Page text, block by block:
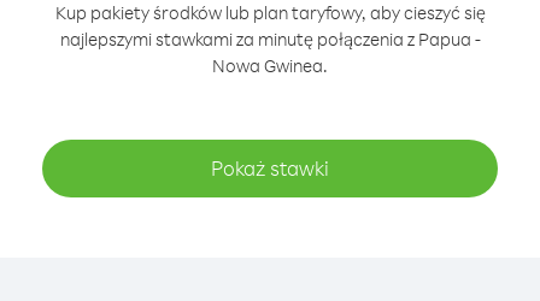
Kup pakiety środków lub plan taryfowy, aby cieszyć się
najlepszymi stawkami za minutę połączenia z Papua -
Nowa Gwinea.
Pokaż stawki